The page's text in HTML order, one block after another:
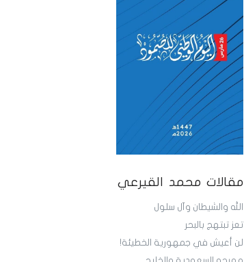
مقالات محمد القيرعي
الله والشيطان وآل سلول
تعز تبتهج بالبحر
لن أعيش في جمهورية الخطيئة!